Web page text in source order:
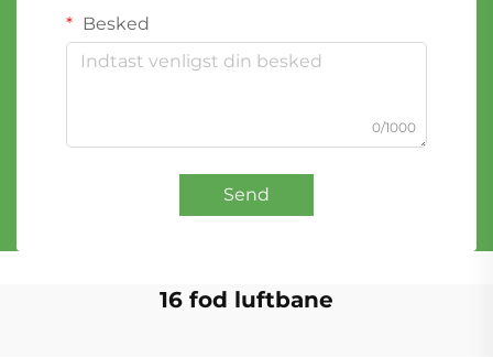
Besked
0/1000
Send
16 fod luftbane